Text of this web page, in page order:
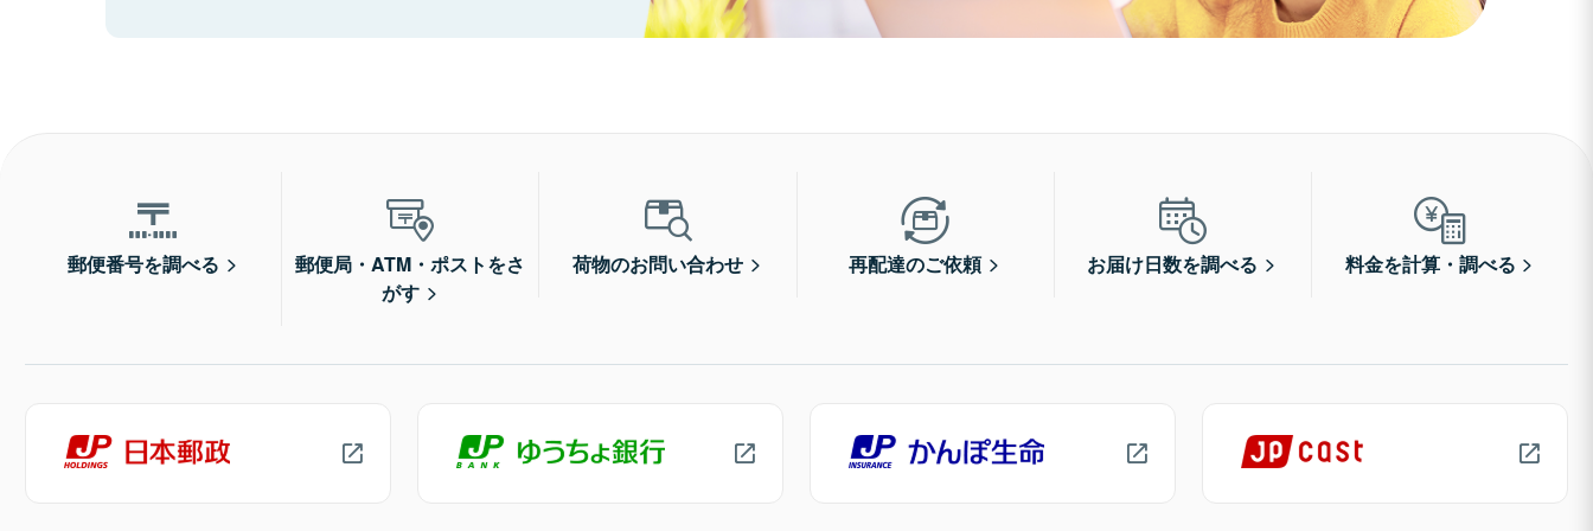
郵便番号を調べる
郵便局・ATM・ポストをさ
がす
荷物のお問い合わせ 再配達のご依頼 お届け日数を調べる 料金を計算・調べる